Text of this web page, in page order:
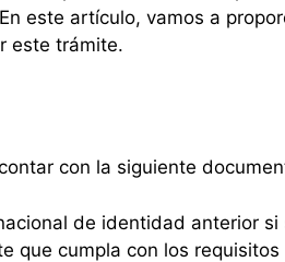
este artículo, vamos a
este trámite.
con la siguiente
de identidad anterior
que cumpla con los